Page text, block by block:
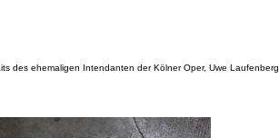
des ehemaligen Intendanten der Kölner Oper, Uwe Laufenberg.